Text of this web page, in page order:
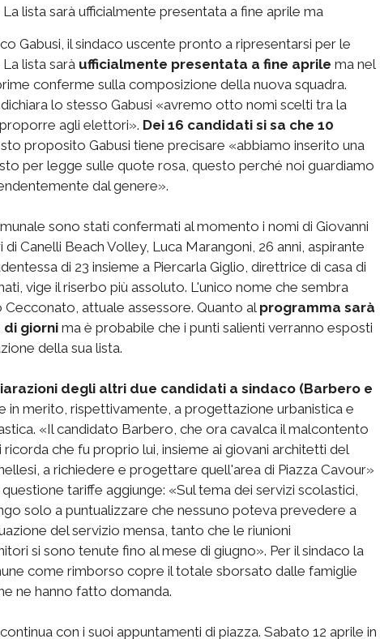
lista sarà ufficialmente presentata a fine aprile ma
Gabusi, il sindaco uscente pronto a ripresentarsi per le
lista sarà ufficialmente presentata a fine aprile ma nel
conferme sulla composizione della nuova squadra.
lo stesso Gabusi «avremo otto nomi scelti tra la
agli elettori». Dei 16 candidati si sa che 10
proposito Gabusi tiene precisare «abbiamo inserito una
per legge sulle quote rosa, questo perché noi guardiamo
dal genere».
sono stati confermati al momento i nomi di Giovanni
Canelli Beach Volley, Luca Marangoni, 26 anni, aspirante
di 23 insieme a Piercarla Giglio, direttrice di casa di
vige il riserbo più assoluto. L'unico nome che sembra
attuale assessore. Quanto al programma sarà
di giorni ma è probabile che i punti salienti verranno esposti
della sua lista.
degli altri due candidati a sindaco (Barbero e
in merito, rispettivamente, a progettazione urbanistica e
«Il candidato Barbero, che ora cavalca il malcontento
che fu proprio lui, insieme ai giovani architetti del
a richiedere e progettare quell'area di Piazza Cavour»
tariffe aggiunge: «Sul tema dei servizi scolastici,
solo a puntualizzare che nessuno poteva prevedere a
del servizio mensa, tanto che le riunioni
si sono tenute fino al mese di giugno». Per il sindaco la
come rimborso copre il totale sborsato dalle famiglie
ne hanno fatto domanda.
continua con i suoi appuntamenti di piazza. Sabato 12 aprile in